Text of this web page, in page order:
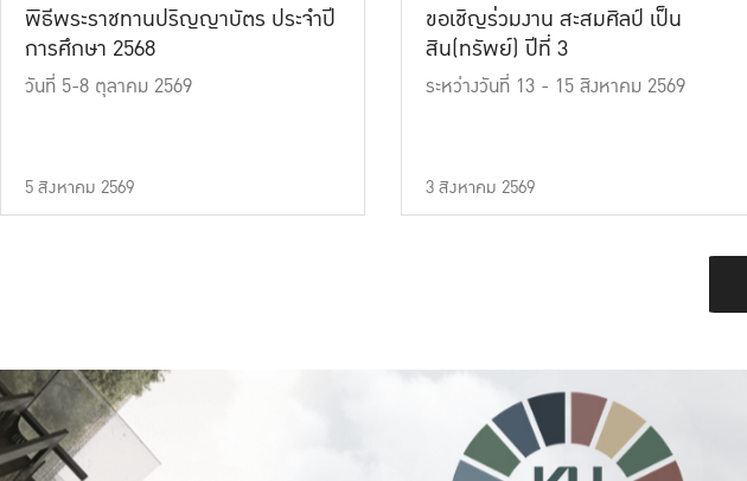
พิธีพระราชทานปริญญาบัตร ประจำปี
การศึกษา 2568
วันที่ 5-8 ตุลาคม 2569
5 สิงหาคม 2569
ขอเชิญร่วมงาน สะสมศิลป์ เป็น
สิน(ทรัพย์) ปีที่ 3
ระหว่างวันที่ 13 - 15 สิงหาคม 2569
3 สิงหาคม 2569